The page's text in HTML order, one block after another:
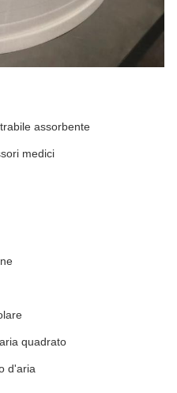
assorbente
medici
quadrato
d'aria